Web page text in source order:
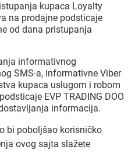
kupaca Loyalty
na prodajne podsticaje
od dana pristupanja
informativnog
SMS-a, informativne Viber
kupaca uslugom i robom
EVP TRADING DOO
informacija.
bi poboljšao korisničko
ovog sajta slažete